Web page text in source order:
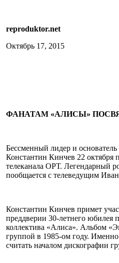
reproduktor.net
Октябрь 17, 2015
ФАНАТАМ «АЛИСЫ»
Бессменный лидер и
Константин Кинчев 22 октября
телеканала ОРТ. Легендарный
пообщается с телеведущим
Константин Кинчев примет
преддверии 30-летнего юбилея
коллектива «Алиса». Альбом
группой в 1985-ом году.
считать началом дискографии